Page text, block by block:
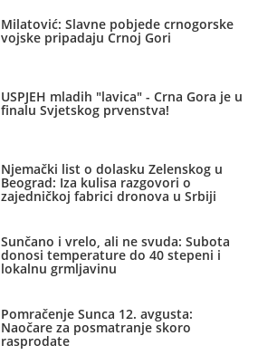
Milatović: Slavne pobjede crnogorske
vojske pripadaju Crnoj Gori
USPJEH mladih "lavica" - Crna Gora je u
finalu Svjetskog prvenstva!
Njemački list o dolasku Zelenskog u
Beograd: Iza kulisa razgovori o
zajedničkoj fabrici dronova u Srbiji
Sunčano i vrelo, ali ne svuda: Subota
donosi temperature do 40 stepeni i
lokalnu grmljavinu
Pomračenje Sunca 12. avgusta:
Naočare za posmatranje skoro
rasprodate